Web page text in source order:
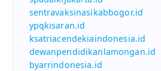
sentravaksinasikabbogor.id
ypqkisaran.id
ksatriacendekiaindonesia.id
dewanpendidikanlamongan.id
byarrindonesia.id